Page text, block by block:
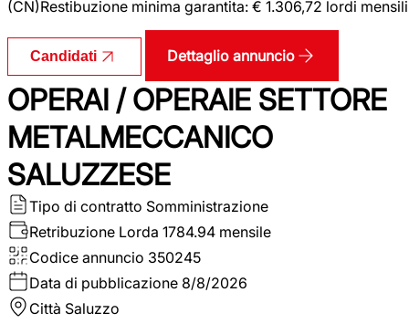
(CN)Restibuzione minima garantita: € 1.306,72 lordi mensili
Candidati Dettaglio annuncio
OPERAI / OPERAIE SETTORE
METALMECCANICO
SALUZZESE
Tipo di contratto Somministrazione
Retribuzione Lorda 1784.94 mensile
Codice annuncio 350245
Data di pubblicazione 8/8/2026
Città Saluzzo